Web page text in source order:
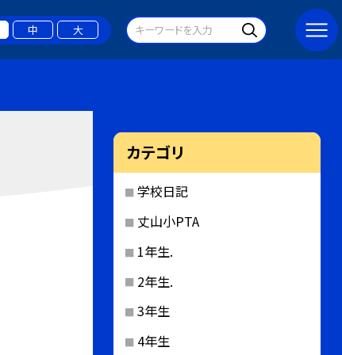
中 大
カテゴリ
学校日記
丈山小PTA
1年生.
2年生.
3年生
4年生